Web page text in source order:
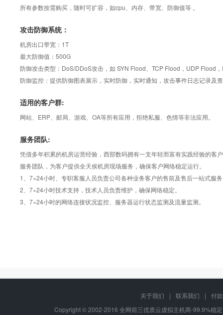
所有参数按需购买，随时可扩容，如cpu、内存、带宽、防御值等 。
攻击防御系统：
机房出口带宽：1T
最大防御值：500G
防御攻击类型：DoS/DDoS攻击，如 SYN Flood、TCP Flood，UDP Flood
防御监控：提供防御图表展示，实时防御，实时通知，攻击事件日志记录及
适用的客户群:
网站、ERP、邮局、游戏、OA等所有应用，拒绝私服、色情等非法应用。
服务团队:
凭借多年积累的机房运营经验，西部数码拥有一支年轻而富有实践经验的
服务团队，为客户提供全天侯机房现场服务，确保客户网络稳定运行。
1、7×24小时、专职客服人员负责公司各种业务客户的售前及售后一站式服
2、7×24小时技术支持，技术人员负责维护，确保网络稳定。
3、7×24小时的网络连接状况监控、服务器运行状态监测及流量监测。
关于我们 | 联系我们 |
付
Copyright © 2002-2016 全网前三优质云虚拟主机商-99.9%稳